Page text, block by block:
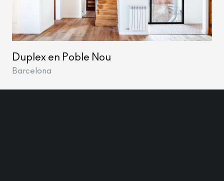
Duplex en Poble Nou
Barcelona